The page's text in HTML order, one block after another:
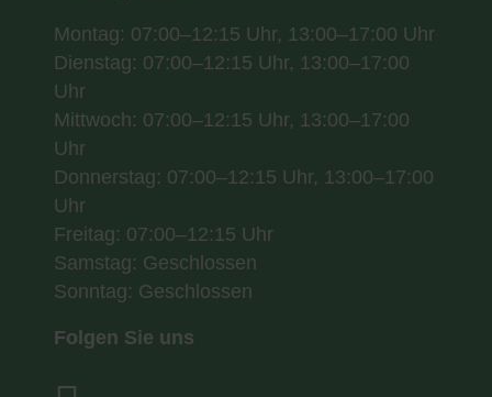
Montag: 07:00–12:15 Uhr, 13:00–17:00 Uhr
Dienstag: 07:00–12:15 Uhr, 13:00–17:00
Uhr
Mittwoch: 07:00–12:15 Uhr, 13:00–17:00
Uhr
Donnerstag: 07:00–12:15 Uhr, 13:00–17:00
Uhr
Freitag: 07:00–12:15 Uhr
Samstag: Geschlossen
Sonntag: Geschlossen
Folgen Sie uns